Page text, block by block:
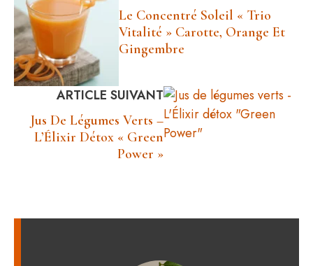
Le Concentré Soleil « Trio
Vitalité » Carotte, Orange Et
Gingembre
ARTICLE SUIVANT
Jus De Légumes Verts –
L’Élixir Détox « Green
Power »